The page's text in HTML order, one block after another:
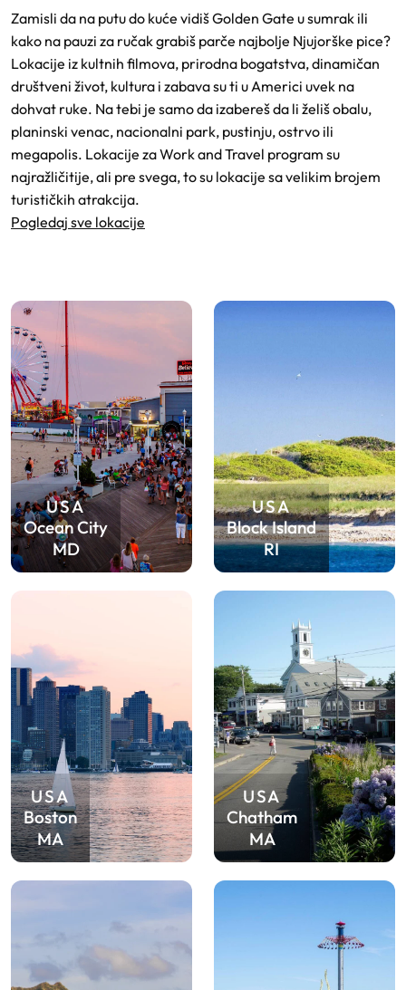
Zamisli da na putu do kuće vidiš Golden Gate u sumrak ili
kako na pauzi za ručak grabiš parče najbolje Njujorške pice?
Lokacije iz kultnih filmova, prirodna bogatstva, dinamičan
društveni život, kultura i zabava su ti u Americi uvek na
dohvat ruke. Na tebi je samo da izabereš da li želiš obalu,
planinski venac, nacionalni park, pustinju, ostrvo ili
megapolis. Lokacije za Work and Travel program su
najražličitije, ali pre svega, to su lokacije sa velikim brojem
turističkih atrakcija.
Pogledaj sve lokacije
USA
Ocean City
MD
USA
Block Island
RI
USA
Boston
MA
USA
Chatham
MA